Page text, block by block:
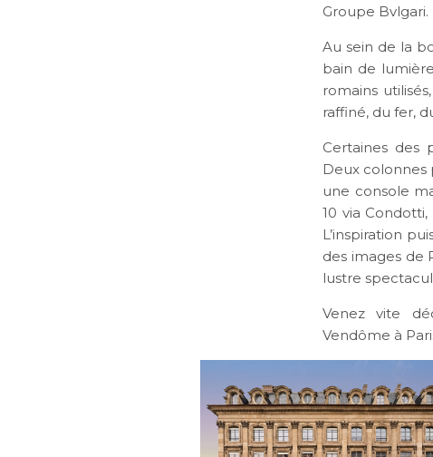
Groupe Bvlgari.
Au sein de la
bain de
romains
raffiné, du fer,
Certaines des
Deux colonnes
une console
10 via
L’inspiration
des images de
lustre
Venez vite
Vendôme à